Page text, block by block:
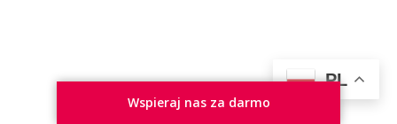
PL
Wspieraj nas za darmo